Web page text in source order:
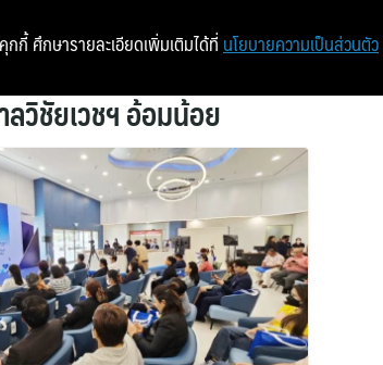
วิชัยเวชฯ อ้อมน้อย
กกี้ ศึกษารายละเอียดเพิ่มเติมได้ที่ นโยบายความเป็นส่วนตัว